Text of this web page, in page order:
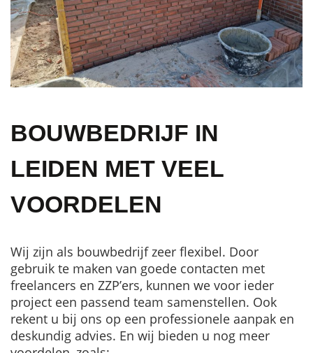
BOUWBEDRIJF IN
LEIDEN MET VEEL
VOORDELEN
Wij zijn als bouwbedrijf zeer flexibel. Door
gebruik te maken van goede contacten met
freelancers en ZZP’ers, kunnen we voor ieder
project een passend team samenstellen. Ook
rekent u bij ons op een professionele aanpak en
deskundig advies. En wij bieden u nog meer